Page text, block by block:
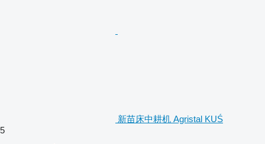
新苗床中耕机 Agristal KUŚ
5